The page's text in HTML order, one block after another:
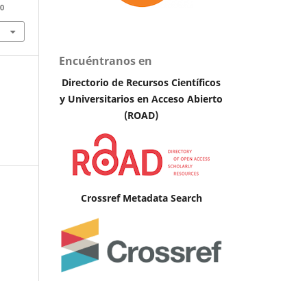
Encuéntranos en
Directorio de Recursos Científicos
y Universitarios en Acceso Abierto
(ROAD)
Crossref Metadata Search